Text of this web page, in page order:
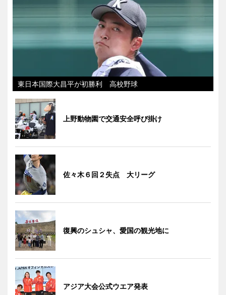
東日本国際大昌平が初勝利 高校野球
上野動物園で交通安全呼び掛け
佐々木６回２失点 大リーグ
復興のシュシャ、愛国の観光地に
アジア大会公式ウエア発表